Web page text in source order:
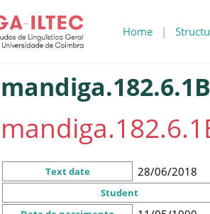
Home |
mandiga.182.6.1B
Text date 28/06/2018
Student